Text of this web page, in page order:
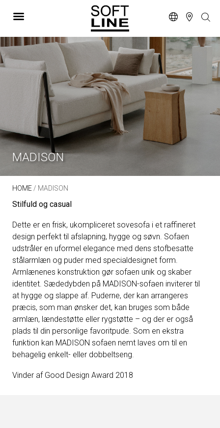
MADISON
HOME/ MADISON
Stilfuld og casual
Dette er en frisk, ukompliceret sovesofa i et raffineret
design perfekt til afslapning, hygge og søvn. Sofaen
udstråler en uformel elegance med dens stofbesatte
stålarmlæn og puder med specialdesignet form.
Armlænenes konstruktion gør sofaen unik og skaber
identitet. Sædedybden på MADISON-sofaen inviterer til
at hygge og slappe af. Puderne, der kan arrangeres
præcis, som man ønsker det, kan bruges som både
armlæn, lændestøtte eller rygstøtte – og der er også
plads til din personlige favoritpude. Som en ekstra
funktion kan MADISON sofaen nemt laves om til en
behagelig enkelt- eller dobbeltseng.
Vinder af Good Design Award 2018